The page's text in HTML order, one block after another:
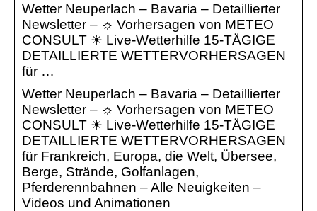
Wetter Neuperlach – Bavaria – Detaillierter
Newsletter – ☼ Vorhersagen von METEO
CONSULT ☀ Live-Wetterhilfe 15-TÄGIGE
DETAILLIERTE WETTERVORHERSAGEN
für …
Wetter Neuperlach – Bavaria – Detaillierter
Newsletter – ☼ Vorhersagen von METEO
CONSULT ☀ Live-Wetterhilfe 15-TÄGIGE
DETAILLIERTE WETTERVORHERSAGEN
für Frankreich, Europa, die Welt, Übersee,
Berge, Strände, Golfanlagen,
Pferderennbahnen – Alle Neuigkeiten –
Videos und Animationen